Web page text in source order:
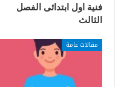
فنية اول ابتدائى الفصل
الثالث
مقالات عامة